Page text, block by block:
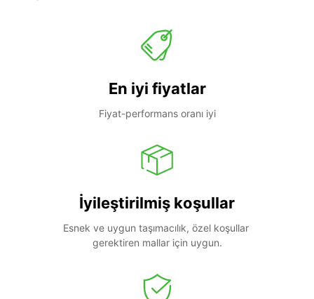
En iyi fiyatlar
Fiyat-performans oranı iyi
İyileştirilmiş koşullar
Esnek ve uygun taşımacılık, özel koşullar
gerektiren mallar için uygun.